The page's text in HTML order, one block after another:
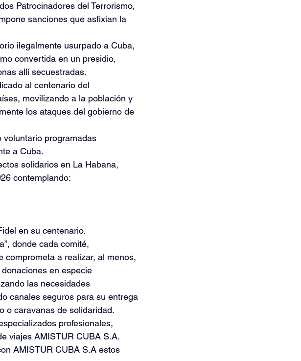
Patrocinadores del Terrorismo,
sanciones que asfixian la
ilegalmente usurpado a Cuba,
convertida en un presidio,
allí secuestradas.
al centenario del
movilizando a la población y
los ataques del gobierno de
voluntario programadas
a Cuba.
solidarios en La Habana,
contemplando:
en su centenario.
donde cada comité,
comprometa a realizar, al menos,
en especie
las necesidades
canales seguros para su entrega
o caravanas de solidaridad.
profesionales,
viajes AMISTUR CUBA S.A.
AMISTUR CUBA S.A estos